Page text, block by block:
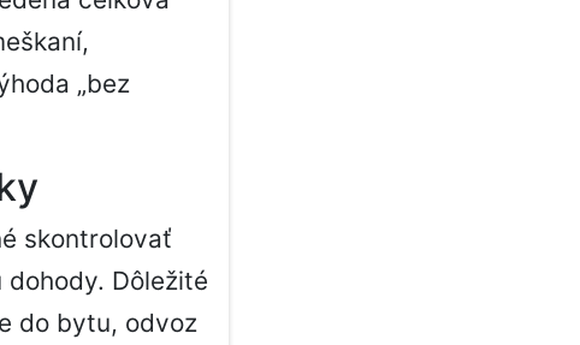
„bez
skontrolovať
Dôležité
do bytu, odvoz